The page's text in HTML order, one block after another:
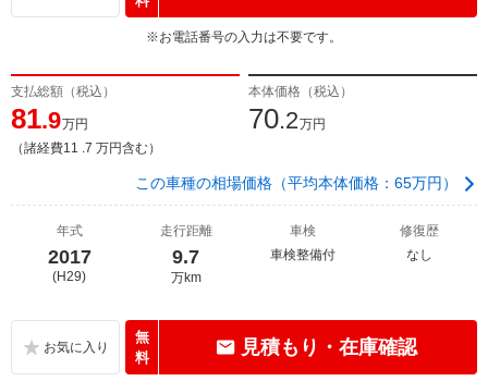
※お電話番号の入力は不要です。
支払総額（税込）
81.9万円
（諸経費11 .7 万円含む）
本体価格（税込）
70.2万円
この車種の相場価格（平均本体価格：65万円）
年式
2017
(H29)
走行距離
9.7
万km
車検
車検整備付
修復歴
なし
無
料
見積もり・在庫確認